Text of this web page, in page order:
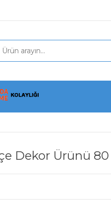
Dekor Ürünü